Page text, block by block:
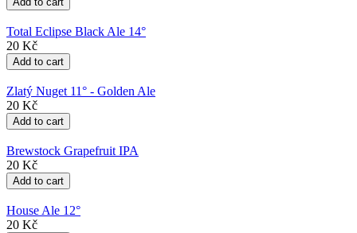
Total Eclipse Black Ale 14°
20 Kč
Zlatý Nuget 11° - Golden Ale
20 Kč
Brewstock Grapefruit IPA
20 Kč
House Ale 12°
20 Kč